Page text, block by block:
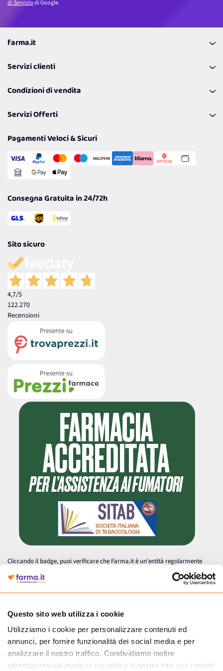
Questo sito web utilizza i cookie
Utilizziamo i cookie per personalizzare contenuti ed
annunci, per fornire funzionalità dei social media e per
analizzare il nostro traffico. Condividiamo inoltre
informazioni sul modo in cui utilizzi il nostro sito con i nostri
di Serviziodi Google.
farma.it
Coupon
Lavora con noi
Politiche per la parità di genere
Servizi clienti
Richiamami
Resi
Condizioni di vendita
Spedizioni
Cookie Policy
Gestisci Cookie
Servizi Offerti
Reso Facile e Veloce
Pagamenti Veloci & Sicuri
Consegna Gratuita in 24/72h
Sito sicuro
4,7/5
122.270
Recensioni
Cliccando il badge, puoi verificare che Farma.it è un'entità regolarmente
autorizzata dal Ministero della Salute a effettuare la vendita online di
medicinali.